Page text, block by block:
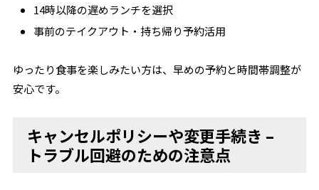
14時以降の遅めランチを選択
事前のテイクアウト・持ち帰り予約活用
ゆったり食事を楽しみたい方は、早めの予約と時間帯調整が
安心です。
キャンセルポリシーや変更手続き –
トラブル回避のための注意点